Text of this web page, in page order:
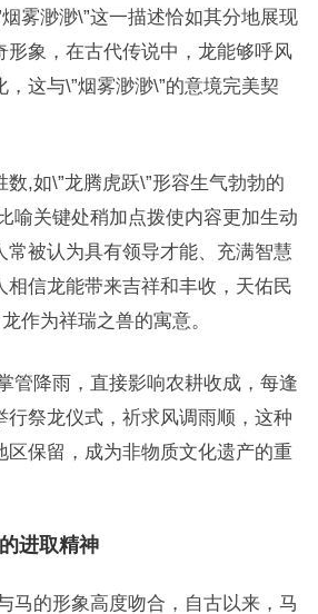
雾渺渺\”这一描述恰如其分地展现
形象，在古代传说中，龙能够呼风
这与\”烟雾渺渺\”的意境完美契
,如\”龙腾虎跃\”形容生气勃勃的
喻关键处稍加点拨使内容更加生动
常被认为具有领导才能、充满智慧
相信龙能带来吉祥和丰收，天佑民
作为祥瑞之兽的寓意。
管降雨，直接影响农耕收成，每逢
行祭龙仪式，祈求风调雨顺，这种
区保留，成为非物质文化遗产的重
进取精神
马的形象高度吻合，自古以来，马